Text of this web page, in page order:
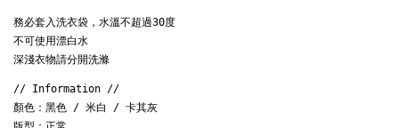
務必套入洗衣袋，水溫不超過30度
不可使用漂白水
深淺衣物請分開洗滌
// Information //
顏色：黑色 / 米白 / 卡其灰